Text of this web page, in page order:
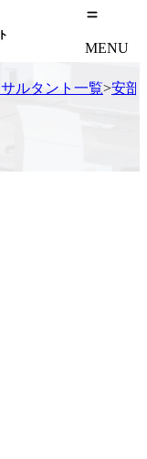
MENU
ルタント一覧>安部